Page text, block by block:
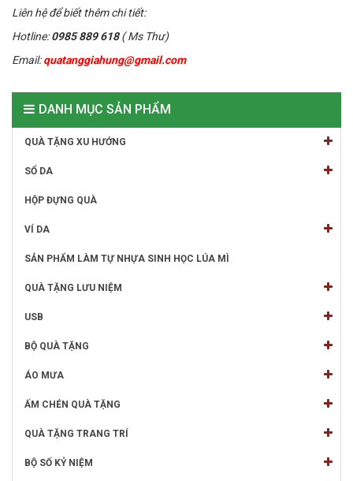
Liên hệ để biết thêm chi tiết:
Hotline: 0985 889 618 ( Ms Thư)
Email: quatanggiahung@gmail.com
DANH MỤC SẢN PHẨM
QUÀ TẶNG XU HƯỚNG
SỔ DA
HỘP ĐỰNG QUÀ
VÍ DA
SẢN PHẨM LÀM TỰ NHỰA SINH HỌC LÚA MÌ
QUÀ TẶNG LƯU NIỆM
USB
BỘ QUÀ TẶNG
ÁO MƯA
ẤM CHÉN QUÀ TẶNG
QUÀ TẶNG TRANG TRÍ
BỘ SỐ KỶ NIỆM